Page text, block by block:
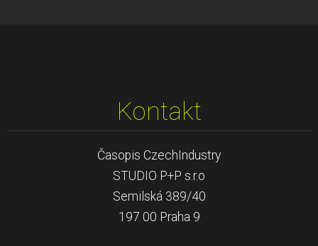
Kontakt
Časopis CzechIndustry
STUDIO P+P s.r.o
Semilská 389/40
197 00 Praha 9